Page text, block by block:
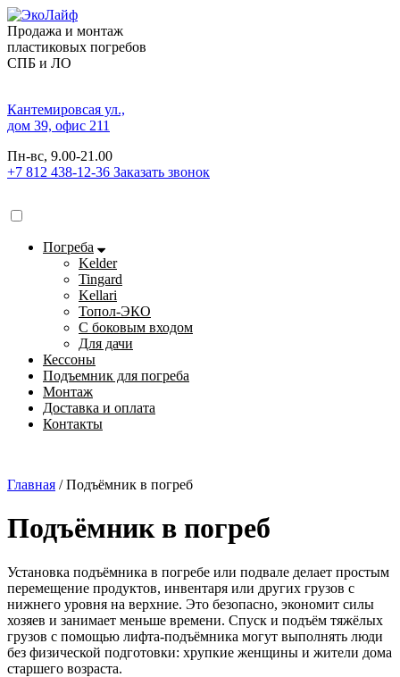
Продажа и монтаж
пластиковых погребов
СПБ и ЛО
Кантемировсая ул.,
дом 39, офис 211
Пн-вс, 9.00-21.00
+7 812 438-12-36 Заказать звонок
Погреба
Kelder
Tingard
Kellari
Топол-ЭКО
С боковым входом
Для дачи
Кессоны
Подъемник для погреба
Монтаж
Доставка и оплата
Контакты
Главная /Подъёмник в погреб
Подъёмник в погреб
Установка подъёмника в погребе или подвале делает простым
перемещение продуктов, инвентаря или других грузов с
нижнего уровня на верхние. Это безопасно, экономит силы
хозяев и занимает меньше времени. Спуск и подъём тяжёлых
грузов с помощью лифта-подъёмника могут выполнять люди
без физической подготовки: хрупкие женщины и жители дома
старшего возраста.